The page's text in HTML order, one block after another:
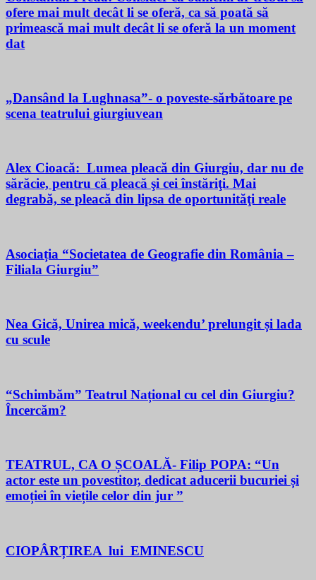
ofere mai mult decât li se oferă, ca să poată să
primească mai mult decât li se oferă la un moment
dat
„Dansând la Lughnasa”- o poveste-sărbătoare pe
scena teatrului giurgiuvean
Alex Cioacă: Lumea pleacă din Giurgiu, dar nu de
sărăcie, pentru că pleacă şi cei înstăriţi. Mai
degrabă, se pleacă din lipsa de oportunităţi reale
Asociația “Societatea de Geografie din România –
Filiala Giurgiu”
Nea Gică, Unirea mică, weekendu’ prelungit și lada
cu scule
“Schimbăm” Teatrul Național cu cel din Giurgiu?
Încercăm?
TEATRUL, CA O ȘCOALĂ- Filip POPA: “Un
actor este un povestitor, dedicat aducerii bucuriei și
emoției în viețile celor din jur ”
CIOPÂRȚIREA lui EMINESCU